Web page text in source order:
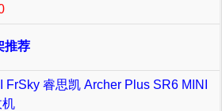
推荐
FrSky 睿思凯 Archer Plus SR6 MINI
机